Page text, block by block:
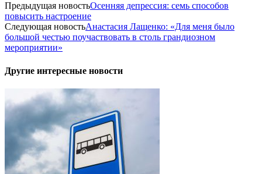
Предыдущая новостьОсенняя депрессия: семь способов
повысить настроение
Следующая новостьАнастасия Лащенко: «Для меня было
большой честью поучаствовать в столь грандиозном
мероприятии»
Другие интересные новости